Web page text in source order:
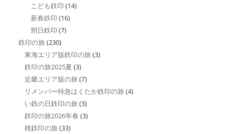
こども鉄印 (14)
新春鉄印 (16)
朔日鉄印 (7)
鉄印の旅 (230)
東海エリア版鉄印の旅 (3)
鉄印の旅2025夏 (3)
近畿エリア版の旅 (7)
リメンバー特急はくたか鉄印の旅 (4)
い鉄の日鉄印の旅 (3)
鉄印の旅2026年春 (3)
桃鉄印の旅 (33)